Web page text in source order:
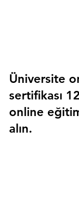
Üniversite
sertifikası
online
alın.